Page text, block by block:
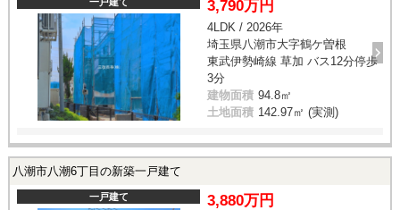
3,790万円
4LDK / 2026年
埼玉県八潮市大字鶴ケ曽根
東武伊勢崎線 草加 バス12分停歩
3分
建物面積 94.8㎡
土地面積 142.97㎡ (実測)
八潮市八潮6丁目の新築一戸建て
一戸建て 3,880万円